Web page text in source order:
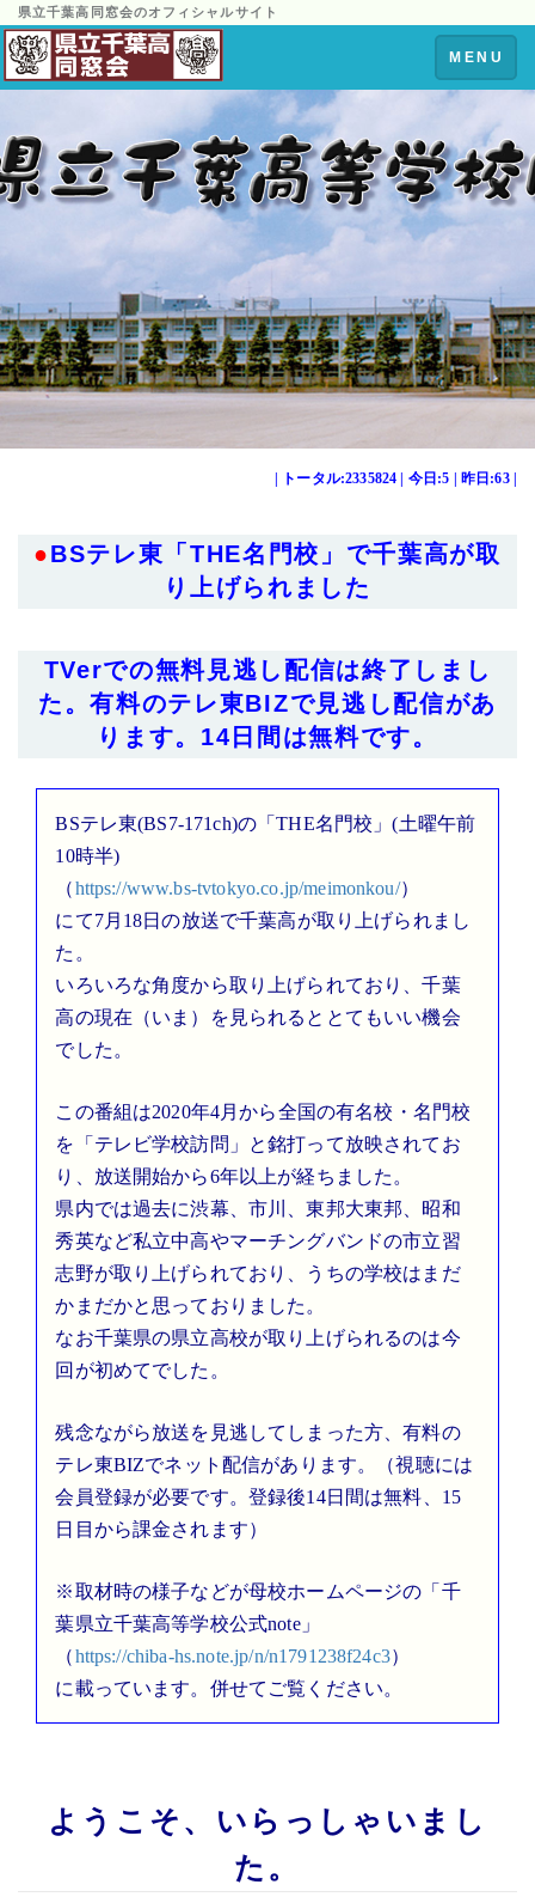
県立千葉高同窓会のオフィシャルサイト
Toggle
navigation
MENU
| トータル:2335824 | 今日:5 | 昨日:63 |
●BSテレ東「THE名門校」で千葉高が取
り上げられました
TVerでの無料見逃し配信は終了しまし
た。有料のテレ東BIZで見逃し配信があ
ります。14日間は無料です。
BSテレ東(BS7-171ch)の「THE名門校」(土曜午前
10時半)
（https://www.bs-tvtokyo.co.jp/meimonkou/）
にて7月18日の放送で千葉高が取り上げられまし
た。
いろいろな角度から取り上げられており、千葉
高の現在（いま）を見られるととてもいい機会
でした。
この番組は2020年4月から全国の有名校・名門校
を「テレビ学校訪問」と銘打って放映されてお
り、放送開始から6年以上が経ちました。
県内では過去に渋幕、市川、東邦大東邦、昭和
秀英など私立中高やマーチングバンドの市立習
志野が取り上げられており、うちの学校はまだ
かまだかと思っておりました。
なお千葉県の県立高校が取り上げられるのは今
回が初めてでした。
残念ながら放送を見逃してしまった方、有料の
テレ東BIZでネット配信があります。（視聴には
会員登録が必要です。登録後14日間は無料、15
日目から課金されます）
※取材時の様子などが母校ホームページの「千
葉県立千葉高等学校公式note」
（https://chiba-hs.note.jp/n/n1791238f24c3）
に載っています。併せてご覧ください。
ようこそ、いらっしゃいまし
た。